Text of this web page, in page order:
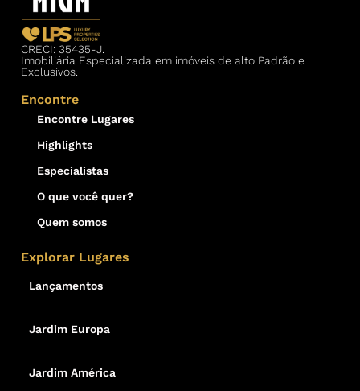
CRECI: 35435-J.
Imobiliária Especializada em imóveis de alto Padrão e
Exclusivos.
Encontre
Encontre Lugares
Highlights
Especialistas
O que você quer?
Quem somos
Explorar Lugares
Lançamentos
Jardim Europa
Jardim América